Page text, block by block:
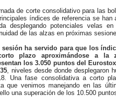
de corte consolidativo para las
índices de referencia se
desplegando potenciales velas
de las alzas en próximas
sesión ha servido para que los
plazo aproximándose a la
los 3.050 puntos del
, niveles desde donde desplegaron
Una fase consolidativa a corto
que venimos manejando en las
una superación de los 10.500